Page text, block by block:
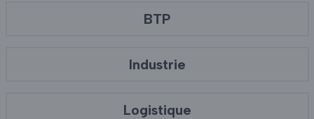
BTP
Industrie
Logistique